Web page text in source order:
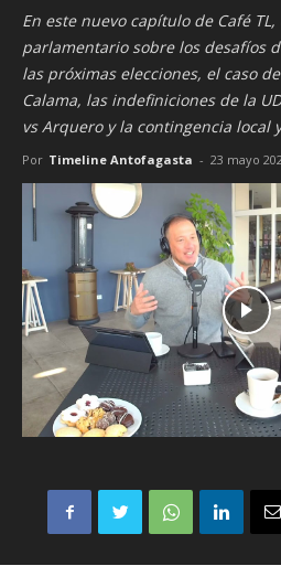
En este nuevo capítulo de Café
parlamentario sobre los desafíos
las próximas elecciones, el caso
Calama, las indefiniciones de la
vs Arquero y la contingencia local
Por Timeline Antofagasta - 23 mayo